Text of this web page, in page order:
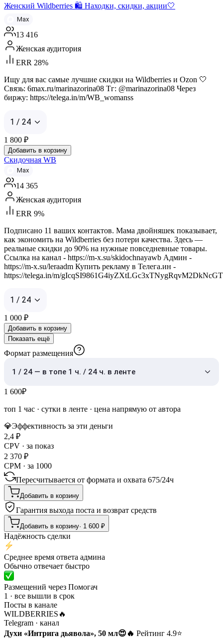
Женский Wildberries 🛍️ Находки, скидки, акции🤍
Max
13 416
Женская аудитория
ERR 28%
Ищу для вас самые лучшие скидки на Wildberries и Ozon 🤍
Связь: 6max.ru/marinazorina08 Тг: @marinazorina08 Через
биржу: https://telega.in/m/WB_womanss
1 / 24
1 800 ₽
Добавить в корзину
Скидочная WB
Max
14 365
Женская аудитория
ERR 9%
Подписано 11 ваших контактов. Мама двойняшек показывает,
как экономить на Wildberries без потери качества. Здесь —
реальные скидки до 90% на нужные повседневные товары.
Ссылка на канал - https://m-x.su/skidochnayawb Админ -
https://m-x.su/leraadm Купить рекламу в Телега.ин -
https://telega.in/m/
1 / 24
1 000 ₽
Добавить в корзину
Показать ещё
Формат размещения
1 / 24 — в топе 1 ч. / 24 ч. в ленте
1 600₽
топ 1 час · сутки в ленте · цена напрямую от автора
💎Эффективность за эти деньги
2,4 ₽
CPV · за показ
2 370 ₽
CPM · за 1000
Пересчитывается от формата и охвата 675/24ч
Добавить в корзину
Гарантия выхода поста и возврат средств
Добавить в корзину· 1 600 ₽
Надёжность сделки
Среднее время ответа админа
Обычно отвечает быстро
Размещений через Помогач
1 · все вышли в срок
Посты в канале
WILDBERRIES🔥
Telegram · канал
Духи «Интрига дьявола», 50 мл😍🔥 Рейтинг 4.9⭐️